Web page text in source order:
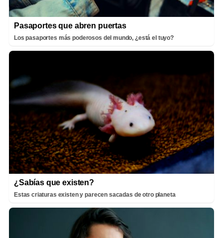
Pasaportes que abren puertas
Los pasaportes más poderosos del mundo, ¿está el tuyo?
¿Sabías que existen?
Estas criaturas existen y parecen sacadas de otro planeta